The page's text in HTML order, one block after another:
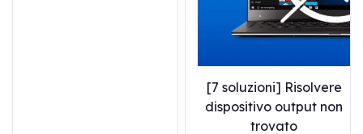
[7 soluzioni] Risolvere
dispositivo output non
trovato